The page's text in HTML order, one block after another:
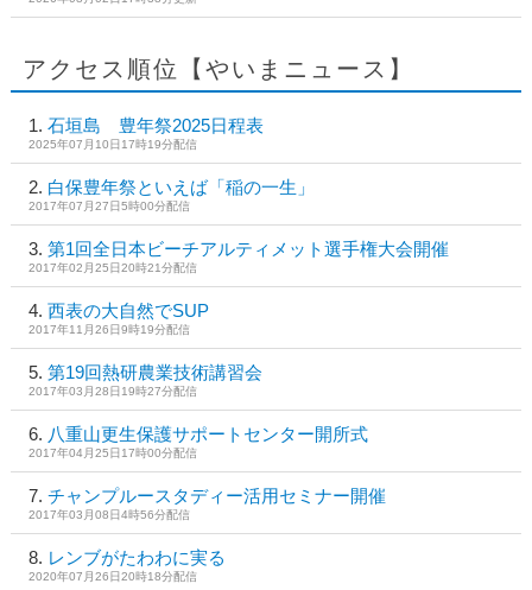
アクセス順位【やいまニュース】
石垣島 豊年祭2025日程表
2025年07月10日17時19分配信
白保豊年祭といえば「稲の一生」
2017年07月27日5時00分配信
第1回全日本ビーチアルティメット選手権大会開催
2017年02月25日20時21分配信
西表の大自然でSUP
2017年11月26日9時19分配信
第19回熱研農業技術講習会
2017年03月28日19時27分配信
八重山更生保護サポートセンター開所式
2017年04月25日17時00分配信
チャンプルースタディー活用セミナー開催
2017年03月08日4時56分配信
レンブがたわわに実る
2020年07月26日20時18分配信